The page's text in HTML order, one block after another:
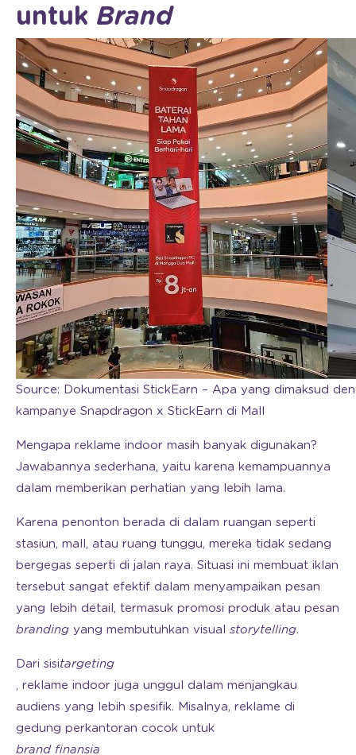
untuk Brand
Source: Dokumentasi StickEarn – Apa yang dimaksud
kampanye Snapdragon x StickEarn di Mall
Mengapa reklame indoor masih banyak digunakan?
Jawabannya sederhana, yaitu karena kemampuannya
dalam memberikan perhatian yang lebih lama.
Karena penonton berada di dalam ruangan seperti
stasiun, mall, atau ruang tunggu, mereka tidak sedang
bergegas seperti di jalan raya. Situasi ini membuat iklan
tersebut sangat efektif dalam menyampaikan pesan
yang lebih detail, termasuk promosi produk atau pesan
branding yang membutuhkan visual storytelling.
Dari sisitargeting
, reklame indoor juga unggul dalam menjangkau
audiens yang lebih spesifik. Misalnya, reklame di
gedung perkantoran cocok untuk
brand finansia